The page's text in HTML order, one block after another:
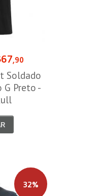
,90
Soldado
G Preto -
32%